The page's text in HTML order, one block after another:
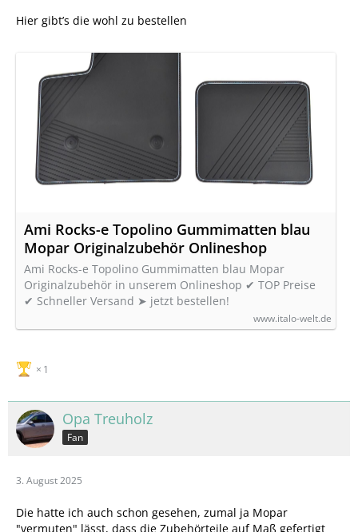
Hier gibt’s die wohl zu bestellen
Ami Rocks-e Topolino Gummimatten blau
Mopar Originalzubehör Onlineshop
Ami Rocks-e Topolino Gummimatten blau Mopar
Originalzubehör in unserem Onlineshop ✔ TOP Preise
✔ Schneller Versand ➤ jetzt bestellen!
www.italo-welt.de
1
Opa Treuholz
Fan
3. August 2025
Die hatte ich auch schon gesehen, zumal ja Mopar
"vermuten" lässt, dass die Zubehörteile auf Maß gefertigt